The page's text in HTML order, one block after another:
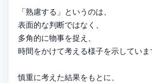
「熟慮する」というのは、
表面的な判断ではなく、
多角的に物事を捉え、
時間をかけて考える様子を示していま
慎重に考えた結果をもとに、